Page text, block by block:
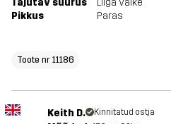
Pikkus
Paras
Toote nr 11186
Keith D. Kinnitatud ostja